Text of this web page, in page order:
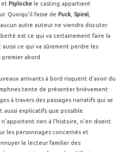
et Psylocke le casting appartient
Quoiqu'il fasse de Puck Spiral
, aucun autre auteur ne viendra discuter
est ce qui va certainement faire la
ce qui va sûrement perdre les
abord.
arrivants à bord risquent d'avoir du
tente de présenter brièvement
à travers des passages narratifs qui se
explicatifs que possible.
n'apportent rien à l'histoire, n'en disent
les personnages concernés et
le lecteur familier des